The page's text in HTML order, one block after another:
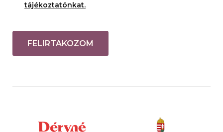
tájékoztatónkat.
FELIRTAKOZOM